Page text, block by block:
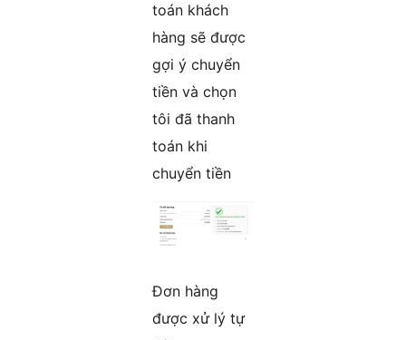
toán khách
hàng sẽ được
gợi ý chuyển
tiền và chọn
tôi đã thanh
toán khi
chuyển tiền
Đơn hàng
được xử lý tự